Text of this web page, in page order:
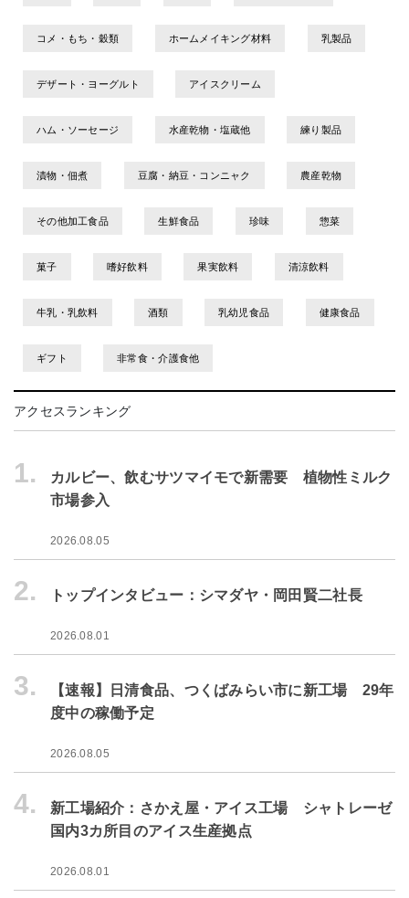
コメ・もち・穀類 ホームメイキング材料 乳製品
デザート・ヨーグルト アイスクリーム
ハム・ソーセージ 水産乾物・塩蔵他 練り製品
漬物・佃煮 豆腐・納豆・コンニャク 農産乾物
その他加工食品 生鮮食品 珍味 惣菜
菓子 嗜好飲料 果実飲料 清涼飲料
牛乳・乳飲料 酒類 乳幼児食品 健康食品
ギフト 非常食・介護食他
アクセスランキング
1.
カルビー、飲むサツマイモで新需要 植物性ミルク
市場参入
2026.08.05
2. トップインタビュー：シマダヤ・岡田賢二社長
2026.08.01
3.
【速報】日清食品、つくばみらい市に新工場 29年
度中の稼働予定
2026.08.05
4.
新工場紹介：さかえ屋・アイス工場 シャトレーゼ
国内3カ所目のアイス生産拠点
2026.08.01